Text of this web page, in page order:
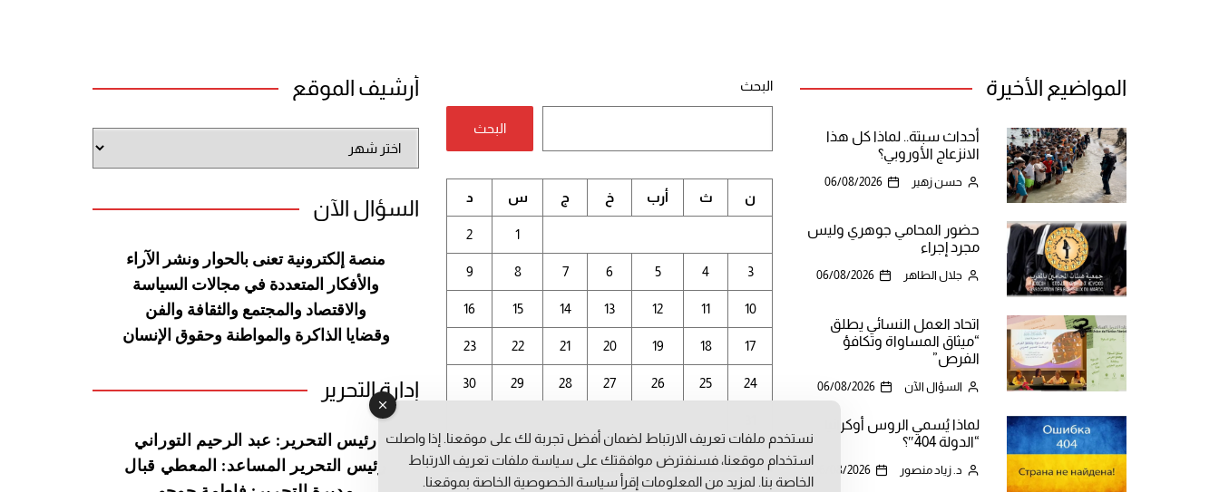
المواضيع الأخيرة
أحداث سبتة.. لماذا كل هذا
الانزعاج الأوروبي؟
حسن زهير 06/08/2026
حضور المحامي جوهري وليس
مجرد إجراء
جلال الطاهر 06/08/2026
اتحاد العمل النسائي يطلق
“ميثاق المساواة وتكافؤ
الفرص”
السؤال الآن 06/08/2026
لماذا يُسمي الروس أوكرانيا
“الدولة 404″؟
د. زياد منصور 06/08/2026
البحث
البحث
أغسطس 2026
ن ث أرب خ ج س د
1
2
3
4
5
6
7
8
9
10
11
12
13
14
15
16
17
18
19
20
21
22
23
24
25
26
27
28
29
30
أرشيف الموقع
الموقع
السؤال الآن
منصة إلكترونية تعنى بالحوار ونشر
الآراء
والأفكار المتعددة في مجالات السياسة
والاقتصاد والمجتمع والثقافة والفن
وقضايا الذاكرة والمواطنة وحقوق الإنسان
إدارة التحرير
رئيس التحرير: عبد الرحيم التوراني
رئيس التحرير المساعد: المعطي قبال
نستخدم ملفات تعريف الارتباط لضمان أفضل تجربة لك على موقعنا. إذا واصلت
استخدام موقعنا، فسنفترض موافقتك على سياسة ملفات تعريف الارتباط
الخاصة بنا. لمزيد من المعلومات إقرأ سياسة الخصوصيةالخاصة بموقعنا.